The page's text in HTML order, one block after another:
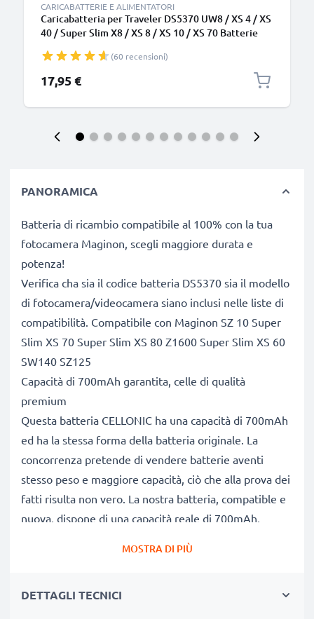
CARICABATTERIE E ALIMENTATORI
Caricabatteria per Traveler DS5370 UW8 / XS 4 / XS
40 / Super Slim X8 / XS 8 / XS 10 / XS 70 Batterie
(60 recensioni)
17,95 €
PANORAMICA
Batteria di ricambio compatibile al 100% con la tua
fotocamera Maginon, scegli maggiore durata e
potenza!
Verifica cha sia il codice batteria DS5370 sia il modello
di fotocamera/videocamera siano inclusi nelle liste di
compatibilità. Compatibile con Maginon SZ 10 Super
Slim XS 70 Super Slim XS 80 Z1600 Super Slim XS 60
SW140 SZ125
Capacità di 700mAh garantita, celle di qualità
premium
Questa batteria CELLONIC ha una capacità di 700mAh
ed ha la stessa forma della batteria originale. La
concorrenza pretende di vendere batterie aventi
stesso peso e maggiore capacità, ciò che alla prova dei
fatti risulta non vero. La nostra batteria, compatible e
nuova, dispone di una capacità reale di 700mAh,
continuamente altissime performance in termini di
MOSTRA DI PIÙ
DETTAGLI TECNICI